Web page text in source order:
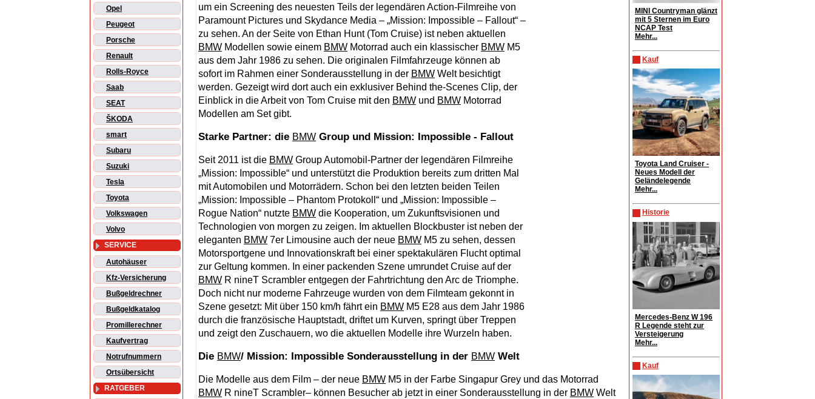
Opel
Peugeot
Porsche
Renault
Rolls-Royce
Saab
SEAT
ŠKODA
smart
Subaru
Suzuki
Tesla
Toyota
Volkswagen
Volvo
SERVICE
Autohäuser
Kfz-Versicherung
Bußgeldrechner
Bußgeldkatalog
Promillerechner
Kaufvertrag
Notrufnummern
Ortsübersicht
RATGEBER
MINI Countryman glänzt
mit 5 Sternen im Euro
NCAP Test
Mehr...
Kauf
Toyota Land Cruiser -
Neues Modell der
Geländelegende
Mehr...
Historie
Mercedes-Benz W 196
R Legende steht zur
Versteigerung
Mehr...
Kauf
um ein Screening des neuesten Teils der legendären Action-Filmreihe von
Paramount Pictures und Skydance Media – „Mission: Impossible – Fallout“ –
zu sehen. An der Seite von Ethan Hunt (Tom Cruise) ist neben aktuellen
BMW Modellen sowie einem BMW Motorrad auch ein klassischer BMW M5
aus dem Jahr 1986 zu sehen. Die originalen Filmfahrzeuge können ab
sofort im Rahmen einer Sonderausstellung in der BMW Welt besichtigt
werden. Gezeigt wird dort auch ein exklusiver Behind the-Scenes Clip, der
Einblick in die Arbeit von Tom Cruise mit den BMW und BMW Motorrad
Modellen am Set gibt.
Starke Partner: die BMW Group und Mission: Impossible - Fallout
Seit 2011 ist die BMW Group Automobil-Partner der legendären Filmreihe
„Mission: Impossible“ und unterstützt die Produktion bereits zum dritten Mal
mit Automobilen und Motorrädern. Schon bei den letzten beiden Teilen
„Mission: Impossible – Phantom Protokoll“ und „Mission: Impossible –
Rogue Nation“ nutzte BMW die Kooperation, um Zukunftsvisionen und
Technologien von morgen zu zeigen. Im aktuellen Blockbuster ist neben der
eleganten BMW 7er Limousine auch der neue BMW M5 zu sehen, dessen
Motorsportgene und Innovationskraft bei einer spektakulären Flucht optimal
zur Geltung kommen. In einer packenden Szene umrundet Cruise auf der
BMW R nineT Scrambler entgegen der Fahrtrichtung den Arc de Triomphe.
Doch nicht nur moderne Fahrzeuge wurden von dem Filmteam gekonnt in
Szene gesetzt: Mit über 150 km/h fährt ein BMW M5 E28 aus dem Jahr 1986
durch die französische Hauptstadt, driftet um Kurven, springt über Treppen
und zeigt den Zuschauern, wo die aktuellen Modelle ihre Wurzeln haben.
Die BMW/ Mission: Impossible Sonderausstellung in der BMW Welt
Die Modelle aus dem Film – der neue BMW M5 in der Farbe Singapur Grey und das Motorrad
BMW R nineT Scrambler– können Besucher ab jetzt in einer Sonderausstellung in der BMW Welt